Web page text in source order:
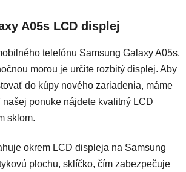
A05s LCD displej
telefónu Samsung Galaxy A05s,
morou je určite rozbitý displej. Aby
do kúpy nového zariadenia, máme
našej ponuke nájdete kvalitný LCD
sklom.
okrem LCD displeja na Samsung
plochu, sklíčko, čím zabezpečuje